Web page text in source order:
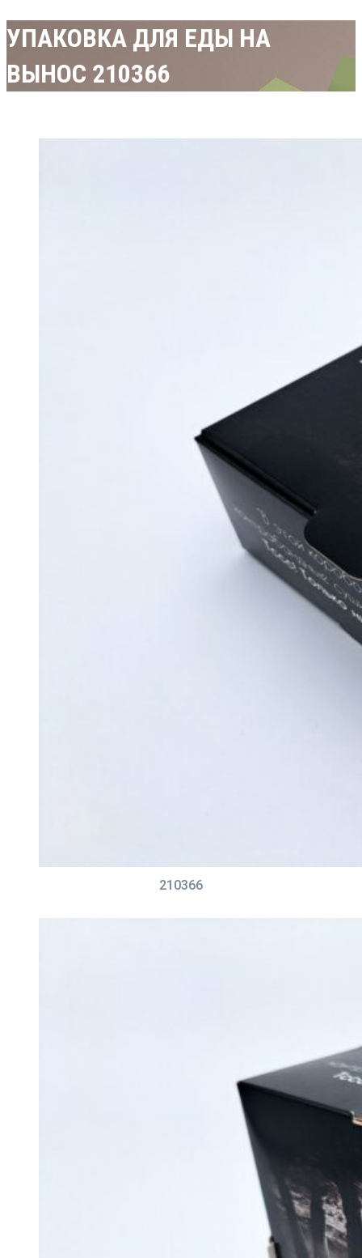
УПАКОВКА ДЛЯ ЕДЫ НА
ВЫНОС 210366
210366